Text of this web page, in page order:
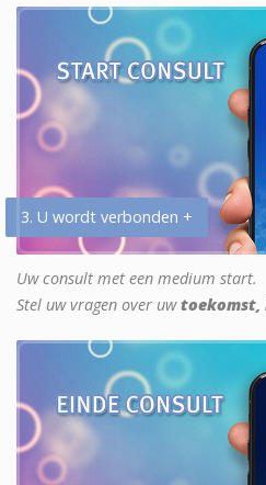
3. U wordt verbonden +
Uw consult met een medium start.
Stel uw vragen over uwtoekomst,